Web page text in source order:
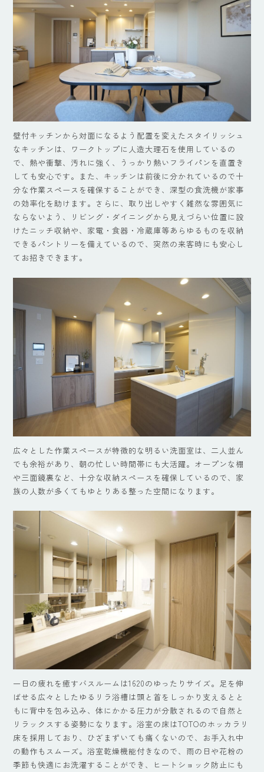
壁付キッチンから対面になるよう配置を変えたスタイリッシュ
なキッチンは、ワークトップに人造大理石を使用しているの
で、熱や衝撃、汚れに強く、うっかり熱いフライパンを直置き
しても安心です。また、キッチンは前後に分かれているので十
分な作業スペースを確保することができ、深型の食洗機が家事
の効率化を助けます。さらに、取り出しやすく雑然な雰囲気に
ならないよう、リビング・ダイニングから見えづらい位置に設
けたニッチ収納や、家電・食器・冷蔵庫等あらゆるものを収納
できるパントリーを備えているので、突然の来客時にも安心し
てお招きできます。
広々とした作業スペースが特徴的な明るい洗面室は、二人並ん
でも余裕があり、朝の忙しい時間帯にも大活躍。オープンな棚
や三面鏡裏など、十分な収納スペースを確保しているので、家
族の人数が多くてもゆとりある整った空間になります。
一日の疲れを癒すバスルームは1620のゆったりサイズ。足を伸
ばせる広々としたゆるリラ浴槽は頭と首をしっかり支えるとと
もに背中を包み込み、体にかかる圧力が分散されるので自然と
リラックスする姿勢になります。浴室の床はTOTOのホッカラリ
床を採用しており、ひざまずいても痛くないので、お手入れ中
の動作もスムーズ。浴室乾燥機能付きなので、雨の日や花粉の
季節も快適にお洗濯することができ、ヒートショック防止にも